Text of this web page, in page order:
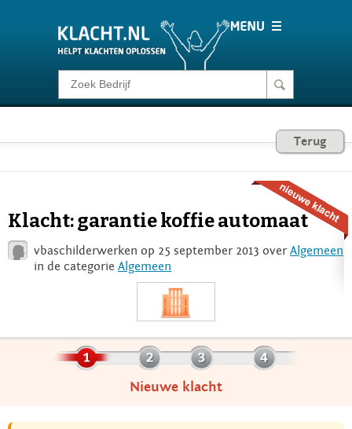
Klacht melden
Consumentenrecht Terug
Klacht: garantie koffie automaat
vbaschilderwerken op 25 september 2013 overAlgemeen
in de categorie Algemeen
Nieuwe klacht